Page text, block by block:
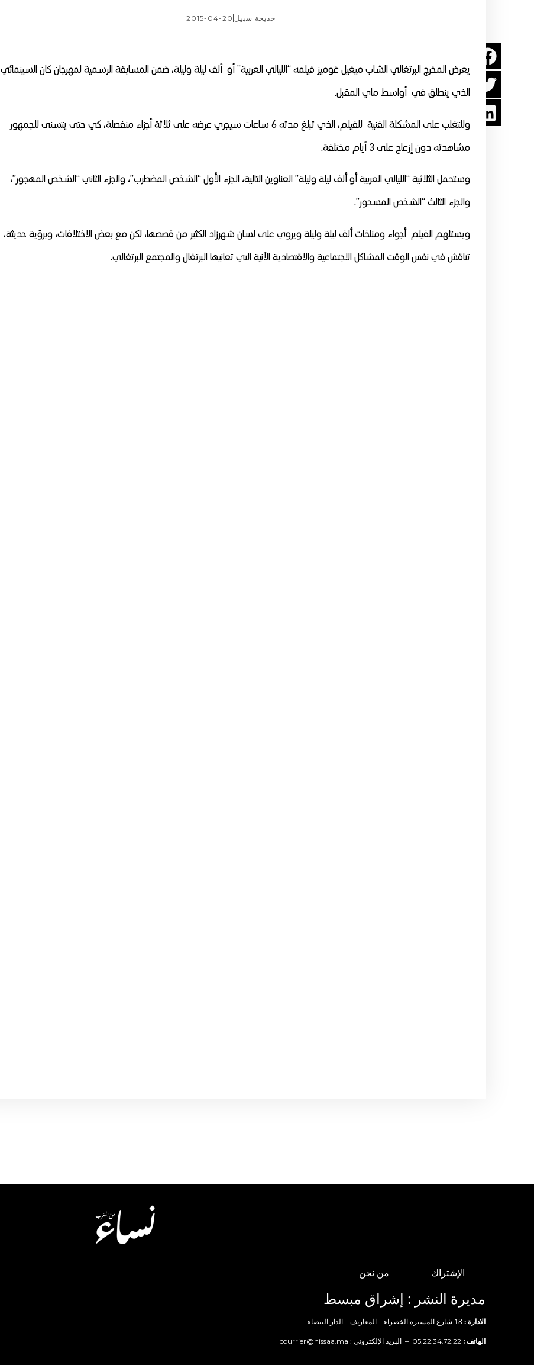
خديجة سبيل 2015-04-20
يعرض المخرج البرتغالي الشاب ميغيل غوميز فيلمه “الليالي العربية” أو ألف ليلة وليلة، ضمن المسابقة الرسمية لمهرجان كان السينمائي
الذي ينطلق في أواسط ماي المقبل.
وللتغلب على المشكلة الفنية للفيلم، الذي تبلغ مدته 6 ساعات سيجري عرضه على ثلاثة أجزاء منفصلة، كي حتى يتسنى للجمهور
مشاهدته دون إزعاج على 3 أيام مختلفة.
وستحمل الثلاثية “الليالي العربية أو ألف ليلة وليلة” العناوين التالية، الجزء الأول “الشخص المضطرب”، والجزء الثاني “الشخص المهجور”،
والجزء الثالث “الشخص المسحور”.
ويستلهم الفيلم أجواء ومناخات ألف ليلة وليلة ويروي على لسان شهرزاد الكثير من قصصها، لكن مع بعض الاختلافات، وبرؤية حديثة،
تناقش في نفس الوقت المشاكل الاجتماعية والاقتصادية الآنية التي تعانيها البرتغال والمجتمع البرتغالي.
الإشتراك من نحن
مديرة النشر : إشراق مبسط
الادارة :
الهاتف : 05.22.34.72.22 – البريد الإلكتروني : courrier@nissaa.ma